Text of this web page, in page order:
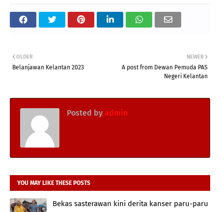
NEWER
A post from Dewan Pemuda PAS
Negeri Kelantan
OLDER
Belanjawan Kelantan 2023
Posted by admin
YOU MAY LIKE THESE POSTS
Bekas sasterawan kini derita kanser paru-paru